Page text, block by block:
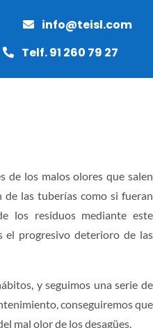
info@teisl.com
Telf. 91 260 79 27
PAVIMENTOS
OBRAS Y REFORMAS
CARPINTERÍA
de los malos olores que salen
de las tuberías como si fueran
los residuos mediante este
el progresivo deterioro de las
y seguimos una serie de
conseguiremos que
mal olor de los desagües.